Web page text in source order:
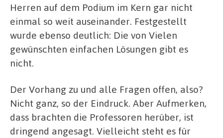
Herren auf dem Podium im Kern gar nicht
einmal so weit auseinander. Festgestellt
wurde ebenso deutlich: Die von Vielen
gewünschten einfachen Lösungen gibt es
nicht.
Der Vorhang zu und alle Fragen offen, also?
Nicht ganz, so der Eindruck. Aber Aufmerken,
dass brachten die Professoren herüber, ist
dringend angesagt. Vielleicht steht es für